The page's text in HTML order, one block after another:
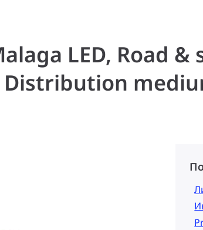
LED, Road
Distribution